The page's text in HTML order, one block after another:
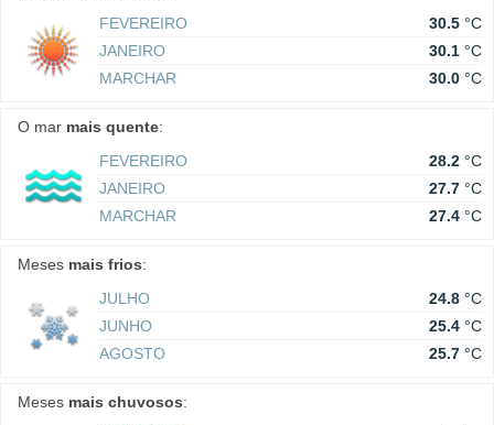
FEVEREIRO
30.5 °C
JANEIRO
30.1 °C
MARCHAR
30.0 °C
O mar mais quente:
FEVEREIRO
28.2 °C
JANEIRO
27.7 °C
MARCHAR
27.4 °C
Meses mais frios:
JULHO
24.8 °C
JUNHO
25.4 °C
AGOSTO
25.7 °C
Meses mais chuvosos: